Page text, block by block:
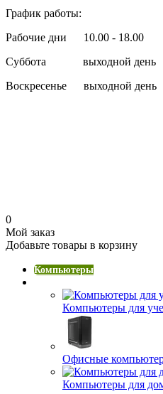
График работы:
Рабочие дни 10.00 - 18.00
Суббота выходной день
Воскресенье выходной день
0
Мой заказ
Добавьте товары в корзину
Компьютеры
Компьютеры для
Офисные
Компьютеры для